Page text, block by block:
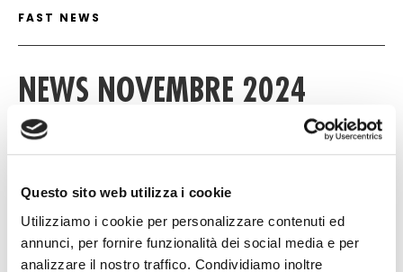
Questo sito web utilizza i cookie
Utilizziamo i cookie per personalizzare contenuti ed
annunci, per fornire funzionalità dei social media e per
analizzare il nostro traffico. Condividiamo inoltre
FAST NEWS DETAIL
FAST NEWS
NEWS NOVEMBRE 2024
Download